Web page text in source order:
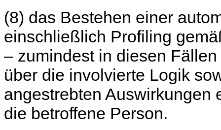
(8) das Bestehen einer
einschließlich Profiling
– zumindest in diesen
über die involvierte Logik
angestrebten Auswirkungen
die betroffene Person.